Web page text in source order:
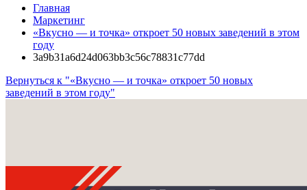
Главная
Маркетинг
«Вкусно — и точка» откроет 50 новых заведений в этом
году
3a9b31a6d24d063bb3c56c78831c77dd
Вернуться к "«Вкусно — и точка» откроет 50 новых
заведений в этом году"